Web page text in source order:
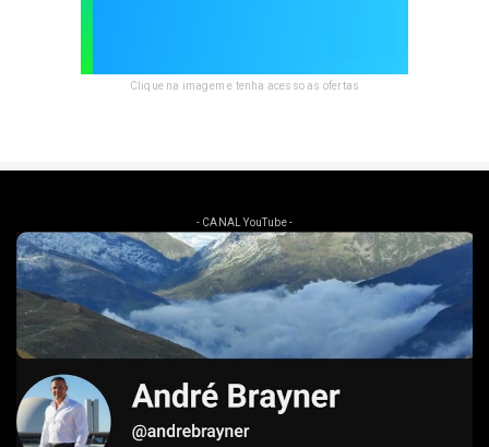
Clique na imagem e tenha acesso as ofertas
- CANAL YouTube -